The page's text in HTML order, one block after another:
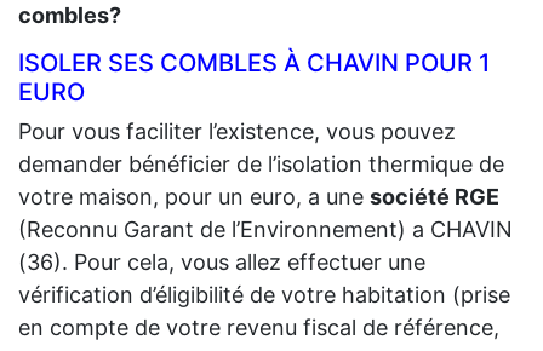
combles?
ISOLER SES COMBLES À CHAVIN POUR 1
EURO
Pour vous faciliter l’existence, vous pouvez
demander bénéficier de l’isolation thermique de
votre maison, pour un euro, a une société RGE
(Reconnu Garant de l’Environnement) a CHAVIN
(36). Pour cela, vous allez effectuer une
vérification d’éligibilité de votre habitation (prise
en compte de votre revenu fiscal de référence,